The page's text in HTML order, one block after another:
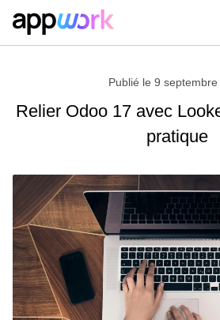
Publié le 9
Relier Odoo 17 avec
pratique